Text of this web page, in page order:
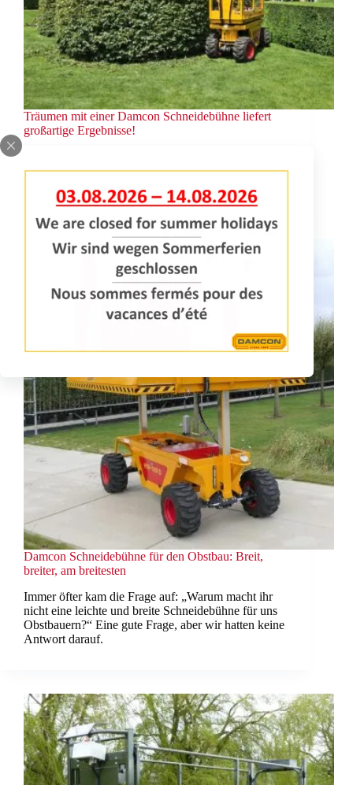
Träumen mit einer Damcon Schneidebühne liefert
großartige Ergebnisse!
Verkauf: “Die Maschine ist ein Traum zum
Damcon Schneidebühne für den Obstbau: Breit,
breiter, am breitesten
Immer öfter kam die Frage auf: „Warum macht ihr
nicht eine leichte und breite Schneidebühne für uns
Obstbauern?“ Eine gute Frage, aber wir hatten keine
Antwort darauf.